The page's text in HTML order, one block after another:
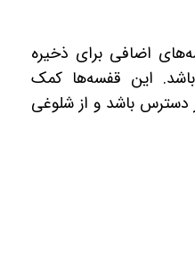
اضافی برای ذخیره
این قفسه‌ها کمک
دسترس باشد و از شلوغی